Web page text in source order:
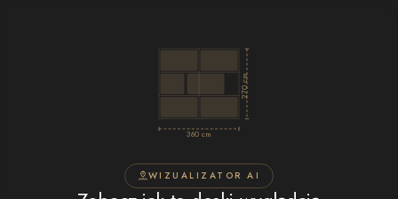
360 cm
270 cm
WIZUALIZATOR AI